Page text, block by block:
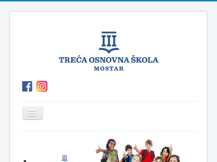
Prikaz/Sakrivanje
navigacije
Kutak
za
roditelje
Vijesti